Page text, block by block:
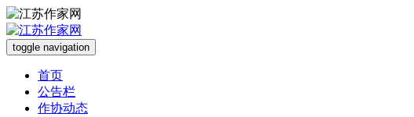
toggle navigation
首页
公告栏
作协动态